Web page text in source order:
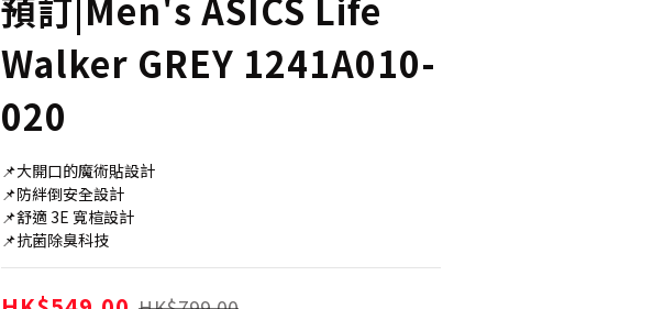
預訂|Men's ASICS Life
Walker GREY 1241A010-
020
📌大開口的魔術貼設計
📌防絆倒安全設計
📌舒適 3E 寬楦設計
📌抗菌除臭科技